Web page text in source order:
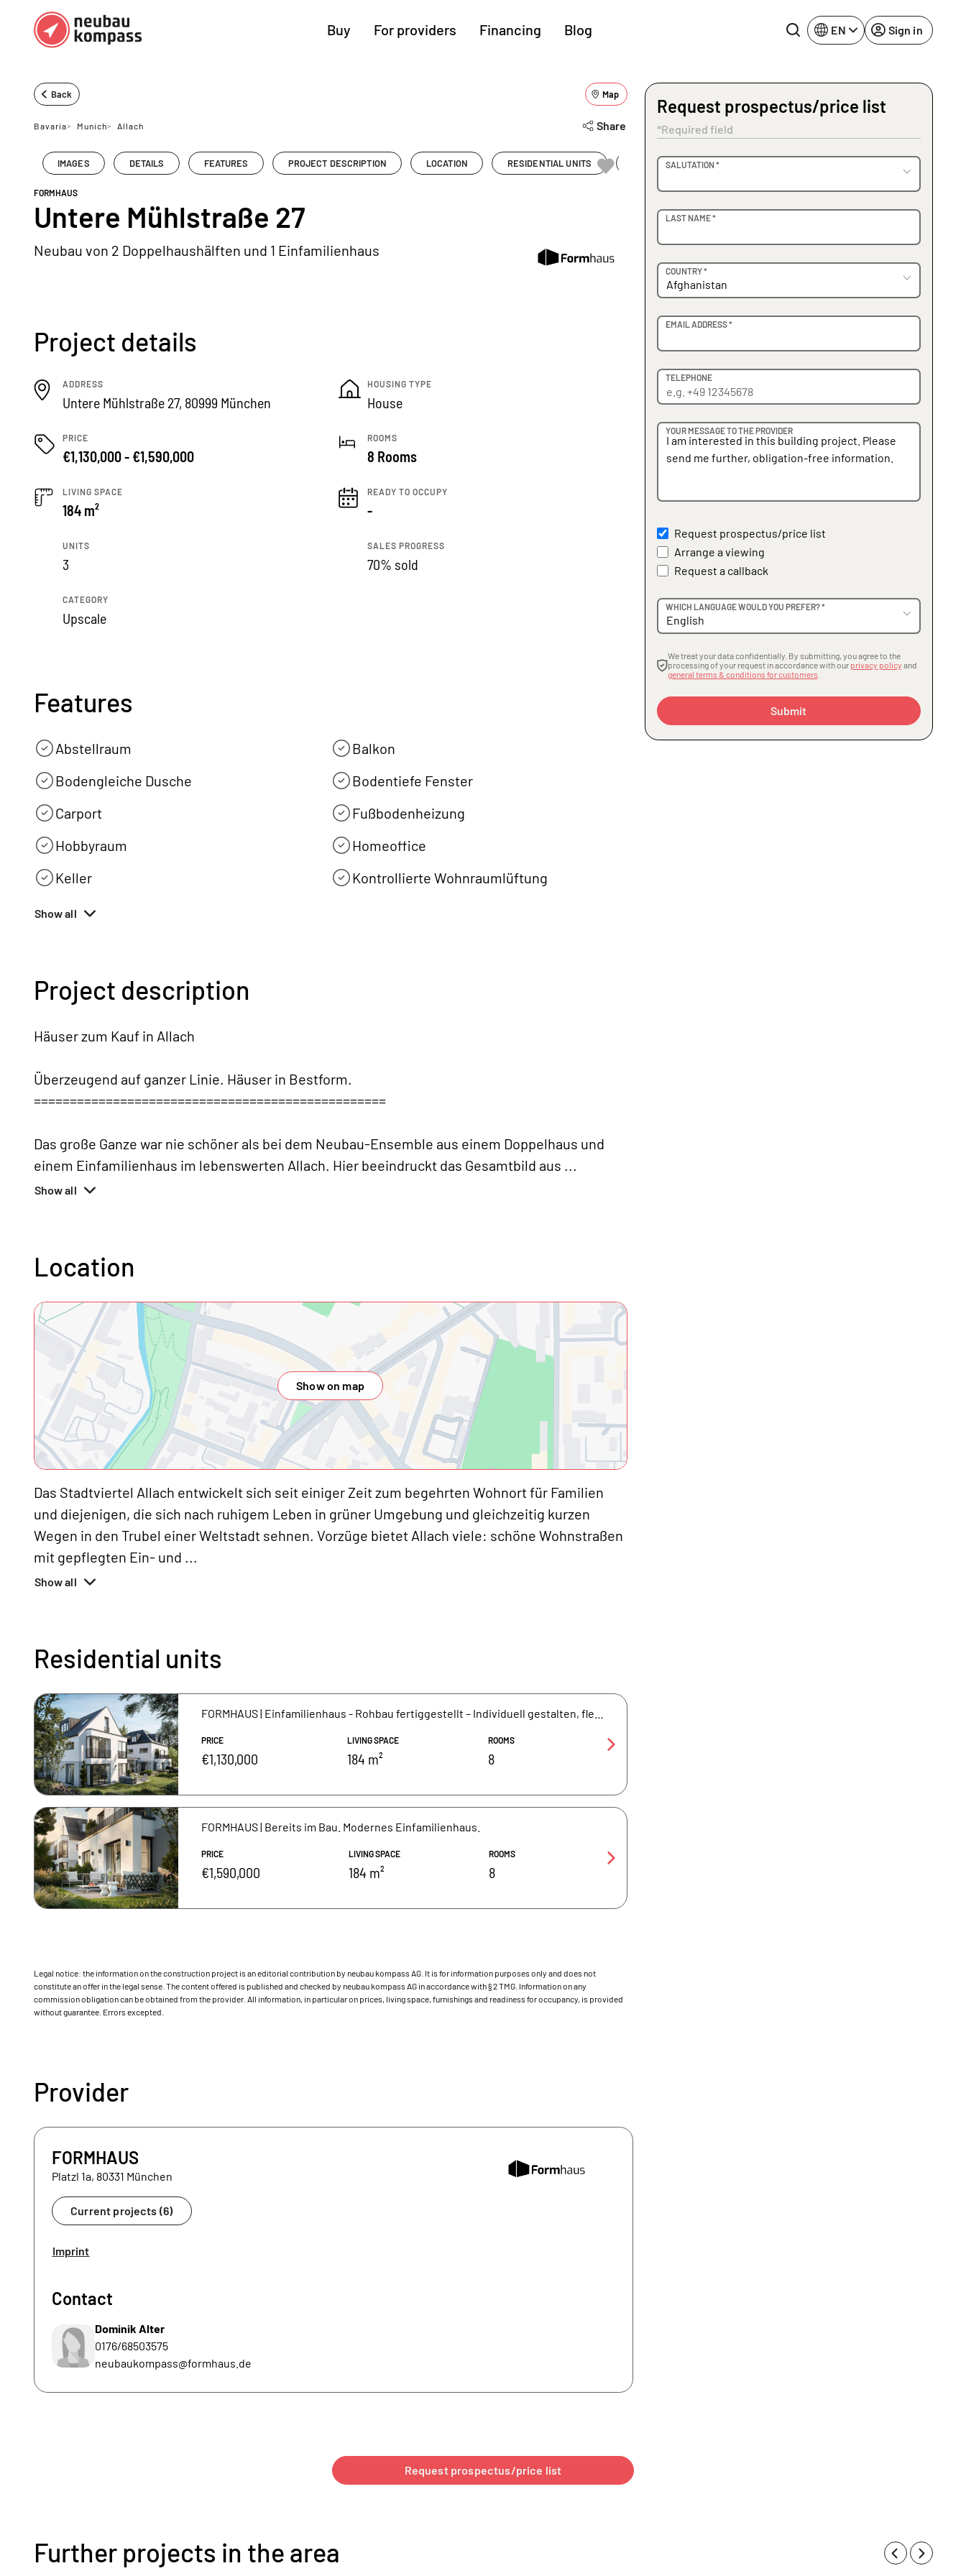
Buy
Regions
German federal states
Austria
Dusseldorf Stuttgart Dresden Ingolstadt
Lake Constance Rhine-Neckar
For providers Financing Blog EN Sign in
Back Map
Bavaria> Munich> Allach Share
IMAGES DETAILS FEATURES PROJECT DESCRIPTION LOCATION RESIDENTIAL UNITS PROVIDER
FORMHAUS
Untere Mühlstraße 27
Neubau von 2 Doppelhaushälften und 1 Einfamilienhaus
Project details
ADDRESS
Untere Mühlstraße 27, 80999 München
HOUSING TYPE
House
PRICE
€1,130,000 - €1,590,000
ROOMS
8 Rooms
LIVING SPACE
184 m²
READY TO OCCUPY
-
UNITS
3
SALES PROGRESS
70% sold
CATEGORY
Upscale
Features
Abstellraum
Balkon
Bodengleiche Dusche
Bodentiefe Fenster
Carport
Fußbodenheizung
Hobbyraum
Homeoffice
Keller
Kontrollierte Wohnraumlüftung
Show all
Project description
Häuser zum Kauf in Allach
Überzeugend auf ganzer Linie. Häuser in Bestform.
=================================================
Das große Ganze war nie schöner als bei dem Neubau-Ensemble aus einem Doppelhaus und
einem Einfamilienhaus im lebenswerten Allach. Hier beeindruckt das Gesamtbild aus ...
Show all
Location
Show on map
Das Stadtviertel Allach entwickelt sich seit einiger Zeit zum begehrten Wohnort für Familien
und diejenigen, die sich nach ruhigem Leben in grüner Umgebung und gleichzeitig kurzen
Wegen in den Trubel einer Weltstadt sehnen. Vorzüge bietet Allach viele: schöne Wohnstraßen
mit gepflegten Ein- und ...
Show all
Residential units
PRICE
€1,130,000
LIVING SPACE
184 m²
ROOMS
8
FORMHAUS | Bereits im Bau. Modernes Einfamilienhaus.
PRICE
€1,590,000
LIVING SPACE
184 m²
ROOMS
8
Request prospectus/price list
*Required field
SALUTATION *
LAST NAME *
COUNTRY *
EMAIL ADDRESS *
TELEPHONE
YOUR MESSAGE TO THE PROVIDER
Request prospectus/price list
Arrange a viewing
Request a callback
WHICH LANGUAGE WOULD YOU PREFER? *
We treat your data confidentially. By submitting, you agree to the
processing of your request in accordance with our privacy policy and
general terms & conditions for customers
Submit
Legal notice: the information on the construction project is an editorial contribution by neubau kompass AG. It is for information purposes only and does not
constitute an offer in the legal sense. The content offered is published and checked by neubau kompass AG in accordance with § 2 TMG. Information on any
commission obligation can be obtained from the provider. All information, in particular on prices, living space, furnishings and readiness for occupancy, is provided
without guarantee. Errors excepted.
Provider
FORMHAUS
Platzl 1a, 80331 München
Current projects (6)
Imprint
Contact
Dominik Alter
0176/68503575
neubaukompass@formhaus.de
Request prospectus/price list
Further projects in the area